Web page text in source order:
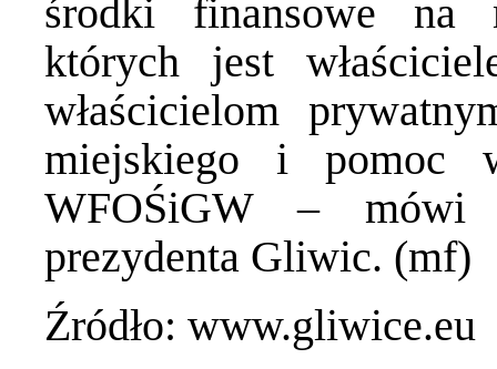
środki finansowe na
których jest
właścicielom
miejskiego i
WFOŚiGW – mówi
prezydenta Gliwic. (mf)
Źródło: www.gliwice.eu